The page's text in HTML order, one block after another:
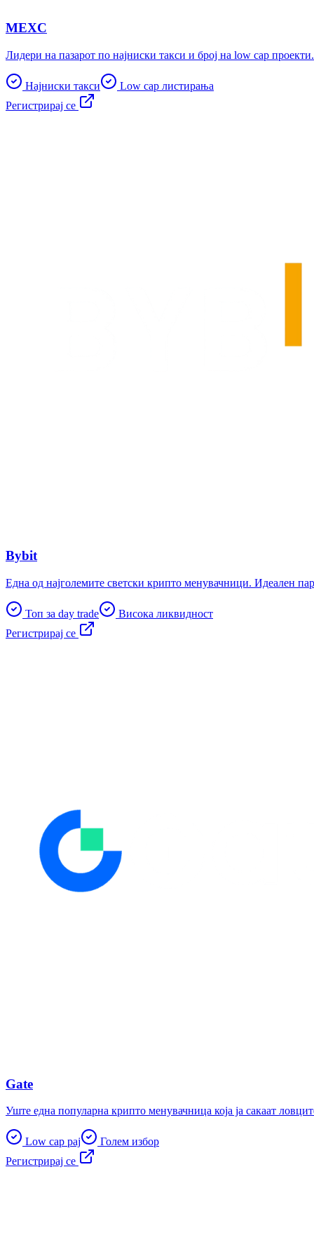
MEXC
Лидери на пазарот по најниски такси и број на low cap
Најниски такси
Low cap листирања
Регистрирај се
Bybit
Една од најголемите светски крипто менувачници. Идеален
Топ за day trade
Висока ликвидност
Регистрирај се
Gate
Уште една популарна крипто менувачница која ја сакаат
Low cap рај
Голем избор
Регистрирај се